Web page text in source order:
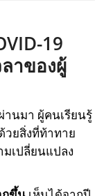
19
าของผู้
นมา ผู้คนเรียนรู้
วยสิ่งที่ท้าทาย
มเปลี่ยนแปลง